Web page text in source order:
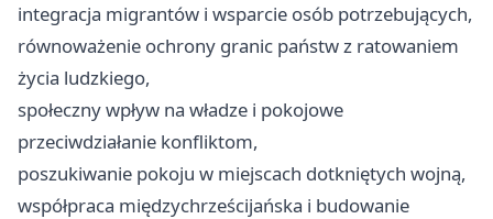
integracja migrantów i wsparcie osób potrzebujących,
równoważenie ochrony granic państw z ratowaniem
życia ludzkiego,
społeczny wpływ na władze i pokojowe
przeciwdziałanie konfliktom,
poszukiwanie pokoju w miejscach dotkniętych wojną,
współpraca międzychrześcijańska i budowanie